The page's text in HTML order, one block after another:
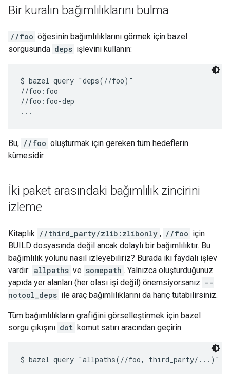
Bir kuralın bağımlılıklarını bulma
//foo öğesinin bağımlılıklarını görmek için bazel
sorgusunda deps işlevini kullanın:
$ bazel query "deps(//foo)"
//foo:foo
//foo:foo-dep
Bu, //foo oluşturmak için gereken tüm hedeflerin
kümesidir.
İki paket arasındaki bağımlılık zincirini
izleme
Kitaplık //third_party/zlib:zlibonly , //foo için
BUILD dosyasında değil ancak dolaylı bir bağımlılıktır. Bu
bağımlılık yolunu nasıl izleyebiliriz? Burada iki faydalı işlev
vardır: allpaths ve somepath . Yalnızca oluşturduğunuz
yapıda yer alanları (her olası işi değil) önemsiyorsanız --
notool_deps ile araç bağımlılıklarını da hariç tutabilirsiniz.
Tüm bağımlılıkların grafiğini görselleştirmek için bazel
sorgu çıkışını dot komut satırı aracından geçirin: